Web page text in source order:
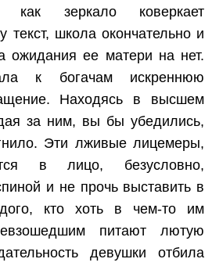
как зеркало коверкает
текст, школа окончательно и
ожидания ее матери на нет.
к богачам искреннюю
Находясь в высшем
за ним, вы бы убедились,
Эти лживые лицемеры,
в лицо, безусловно,
и не прочь выставить в
кто хоть в чем-то им
питают лютую
девушки отбила